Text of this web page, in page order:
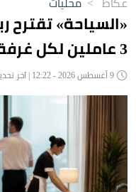
«السياحة» تقترح
3 عاملين لكل غرفة فندقية